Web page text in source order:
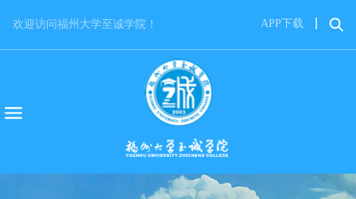
欢迎访问福州大学至诚学院！ APP下载